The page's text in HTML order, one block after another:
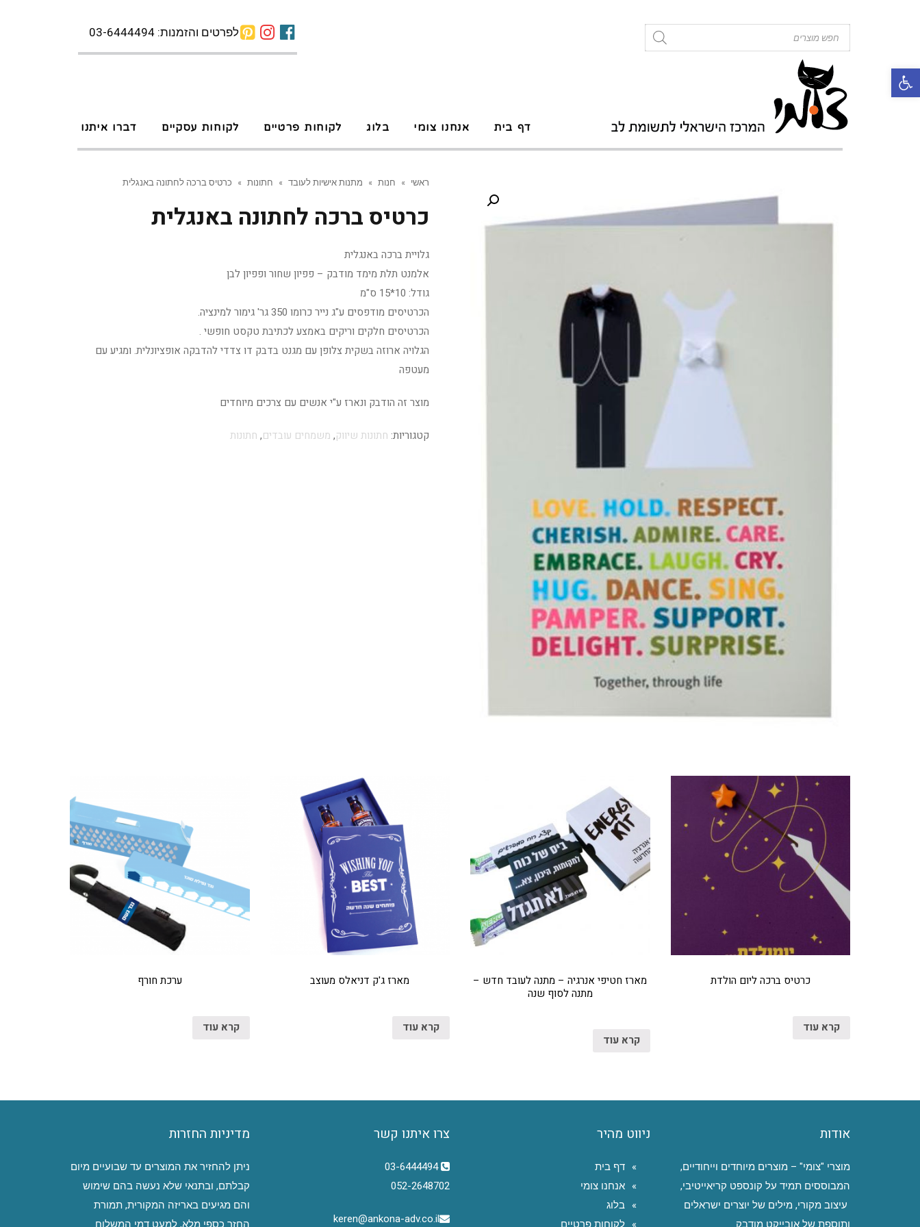
פתח סרגל נגישות
לפרטים והזמנות: 03-6444494
דף בית אנחנו צומי בלוג לקוחות פרטיים לקוחות עסקיים דברו איתנו
ראשי » חנות » מתנות אישיות לעובד » חתונות » כרטיס ברכה לחתונה באנגלית
כרטיס ברכה לחתונה באנגלית
גלויית ברכה באנגלית
אלמנט תלת מימד מודבק – פפיון שחור ופפיון לבן
גודל: 10*15 ס"מ
הכרטיסים מודפסים ע"ג נייר כרומו 350 גר' גימור למינציה.
הכרטיסים חלקים וריקים באמצע לכתיבת טקסט חופשי .
הגלויה ארוזה בשקית צלופן עם מגנט בדבק דו צדדי להדבקה אופציונלית. ומגיע עם
מעטפה
מוצר זה הודבק ונארז ע"י אנשים עם צרכים מיוחדים
קטגוריות: חתונות שיווק, משמחים עובדים, חתונות
מוצרים קשורים
כרטיס ברכה ליום הולדת
קרא עוד
מארז חטיפי אנרגיה – מתנה לעובד חדש –
מתנה לסוף שנה
קרא עוד
מארז ג'ק דניאלס מעוצב
קרא עוד
ערכת חורף
קרא עוד
אודות
מוצרי "צומי" – מוצרים מיוחדים וייחודיים,
המבוססים תמיד על קונספט קריאייטיבי,
עיצוב מקורי, מילים של יוצרים ישראלים
ותוספת של אובייקט מודבק.
ניווט מהיר
דף בית
אנחנו צומי
בלוג
לקוחות פרטיים
צרו איתנו קשר
03-6444494
052-2648702
keren@ankona-adv.co.il
מדיניות החזרות
ניתן להחזיר את המוצרים עד שבועיים מיום
קבלתם, ובתנאי שלא נעשה בהם שימוש
והם מגיעים באריזה המקורית, תמורת
החזר כספי מלא, למעט דמי המשלוח.